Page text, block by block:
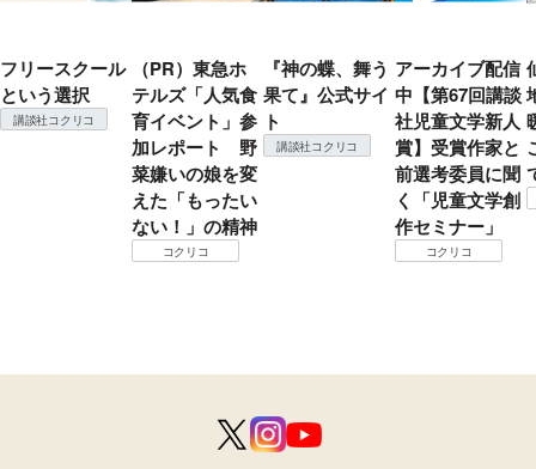
フリースクール
という選択
講談社コクリコ
（PR）東急ホ
テルズ「人気食
育イベント」参
加レポート 野
菜嫌いの娘を変
えた「もったい
ない！」の精神
コクリコ
『神の蝶、舞う
果て』公式サイ
ト
講談社コクリコ
アーカイブ配信
中【第67回講談
社児童文学新人
賞】受賞作家と
前選考委員に聞
く「児童文学創
作セミナー」
コクリコ